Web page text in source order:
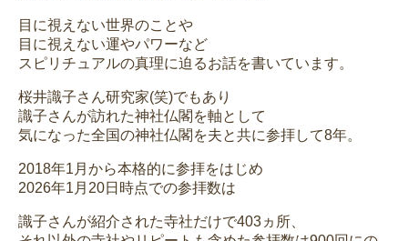
目に視えない世界のことや
目に視えない運やパワーなど
スピリチュアルの真理に迫るお話を書いています。
桜井識子さん研究家(笑)でもあり
識子さんが訪れた神社仏閣を軸として
気になった全国の神社仏閣を夫と共に参拝して8年。
2018年1月から本格的に参拝をはじめ
2026年1月20日時点での参拝数は
識子さんが紹介された寺社だけで403ヵ所、